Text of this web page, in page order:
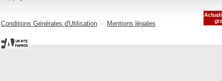
Conditions Générales d'Utilisation - Mentions légales